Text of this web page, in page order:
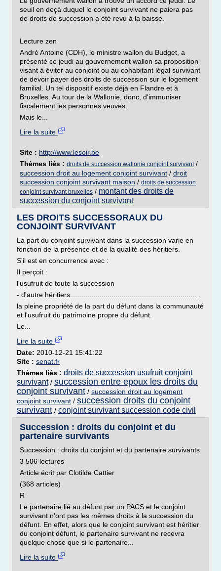
seuil en deçà duquel le conjoint survivant ne paiera pas
de droits de succession a été revu à la baisse.
Lecture zen
André Antoine (CDH), le ministre wallon du Budget, a
présenté ce jeudi au gouvernement wallon sa proposition
visant à éviter au conjoint ou au cohabitant légal survivant
de devoir payer des droits de succession sur le logement
familial. Un tel dispositif existe déjà en Flandre et à
Bruxelles. Au tour de la Wallonie, donc, d'immuniser
fiscalement les personnes veuves.
Mais le...
Lire la suite
Site : http://www.lesoir.be
Thèmes liés : droits de succession wallonie conjoint survivant/
succession droit au logement conjoint survivant / droit
succession conjoint survivant maison / droits de succession
conjoint survivant bruxelles / montant des droits de
succession du conjoint survivant
LES DROITS SUCCESSORAUX DU
CONJOINT SURVIVANT
La part du conjoint survivant dans la succession varie en
fonction de la présence et de la qualité des héritiers.
S'il est en concurrence avec :
Il perçoit :
l'usufruit de toute la succession
- d'autre héritiers................................................................ .
la pleine propriété de la part du défunt dans la communauté
et l'usufruit du patrimoine propre du défunt.
Le...
Lire la suite
Date: 2010-12-21 15:41:22
Site : senat.fr
Thèmes liés : droits de succession usufruit conjoint
survivant/ succession entre epoux les droits du
conjoint survivant / succession droit au logement
conjoint survivant / succession droits du conjoint
survivant / conjoint survivant succession code civil
Succession : droits du conjoint et du
partenaire survivants
Succession : droits du conjoint et du partenaire survivants
3 506 lectures
Article écrit par Clotilde Cattier
(368 articles)
R
Le partenaire lié au défunt par un PACS et le conjoint
survivant n'ont pas les mêmes droits à la succession du
défunt. En effet, alors que le conjoint survivant est héritier
du conjoint défunt, le partenaire survivant ne recevra
quelque chose que si le partenaire...
Lire la suite